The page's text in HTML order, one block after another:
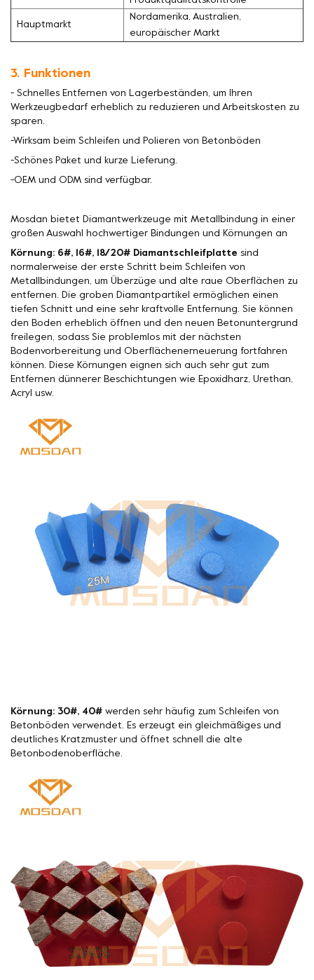
Hauptmarkt
Nordamerika, Australien,
europäischer Markt
3. Funktionen
- Schnelles Entfernen von Lagerbeständen, um Ihren
Werkzeugbedarf erheblich zu reduzieren und Arbeitskosten zu
sparen.
-Wirksam beim Schleifen und Polieren von Betonböden
-Schönes Paket und kurze Lieferung.
-OEM und ODM sind verfügbar.
Mosdan bietet Diamantwerkzeuge mit Metallbindung in einer
großen Auswahl hochwertiger Bindungen und Körnungen an
Körnung: 6#, 16#, 18/20# Diamantschleifplatte sind
normalerweise der erste Schritt beim Schleifen von
Metallbindungen, um Überzüge und alte raue Oberflächen zu
entfernen. Die groben Diamantpartikel ermöglichen einen
tiefen Schnitt und eine sehr kraftvolle Entfernung. Sie können
den Boden erheblich öffnen und den neuen Betonuntergrund
freilegen, sodass Sie problemlos mit der nächsten
Bodenvorbereitung und Oberflächenerneuerung fortfahren
können. Diese Körnungen eignen sich auch sehr gut zum
Entfernen dünnerer Beschichtungen wie Epoxidharz, Urethan,
Acryl usw.
Körnung: 30#, 40# werden sehr häufig zum Schleifen von
Betonböden verwendet. Es erzeugt ein gleichmäßiges und
deutliches Kratzmuster und öffnet schnell die alte
Betonbodenoberfläche.